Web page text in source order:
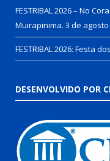
FESTRIBAL 2026 – No
Muirapinima. 3 de
FESTRIBAL 2026: Festa
DESENVOLVIDO POR